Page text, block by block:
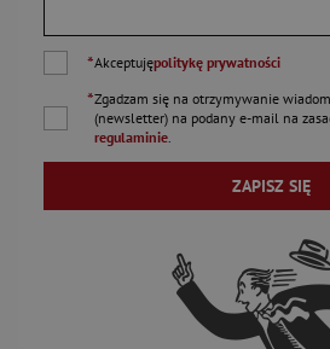
*Akceptujępolitykę prywatności
*Zgadzam się na otrzymywanie
(newsletter) na podany e-mail na
regulaminie.
ZAPISZ SIĘ